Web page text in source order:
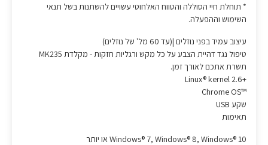
* תוחלת חיי הסוללה והטווח האלחוטי עשויים להשתנות בשל תנאי
השימוש וההפעלה.
עיצוב עמיד בפני נוזלים |(עד 60 מל' של נוזלים)
טיפול נגד דהיית הצבע על כל מקש ורגליות חזקות - מקלדת MK235
תשרת אתכם לאורך זמן.
+Linux® kernel 2.6
™Chrome OS
שקע USB
תאימות
Windows® 7, Windows® 8, Windows® 10 או יותר